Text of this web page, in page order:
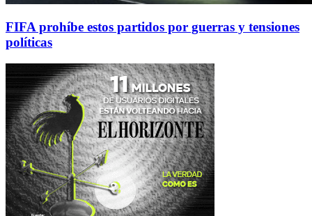
FIFA prohíbe estos partidos por guerras y tensiones
políticas